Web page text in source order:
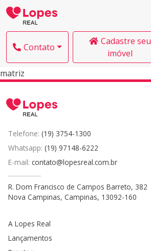
Contato
Cadastre seu
imóvel
matriz
Telefone: (19) 3754-1300
Whatsapp: (19) 97148-6222
E-mail: contato@lopesreal.com.br
R. Dom Francisco de Campos Barreto, 382
Nova Campinas, Campinas, 13092-160
A Lopes Real
Lançamentos